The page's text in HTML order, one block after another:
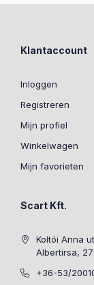
Klantaccount
Inloggen
Registreren
Mijn profiel
Winkelwagen
Mijn favorieten
Scart Kft.
Koltói Anna
Albertirsa,
+36-53/